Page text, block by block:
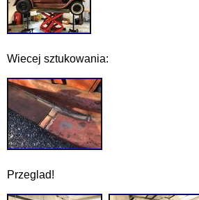
Wiecej sztukowania:
Przeglad!